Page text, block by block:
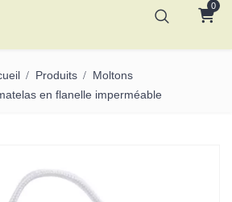
0
Produits
Moltons
en flanelle imperméable